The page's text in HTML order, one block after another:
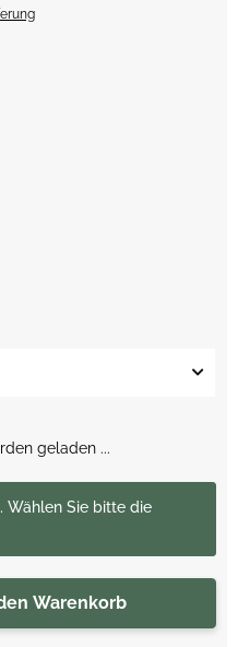
Warenkorb
Wählen Sie bitte die
geladen ...